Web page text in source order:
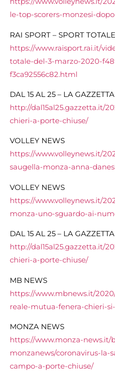
le-top-scorers-monzesi-
RAI SPORT – SPORT
https://www.raisport.rai.it/
totale-del-3-marzo-2020-
f3ca92556c82.html
DAL 15 AL 25 – LA
http://dal15al25.gazzetta.it/
chieri-a-porte-chiuse/
VOLLEY NEWS
https://www.volleynews.it/
saugella-monza-anna-
VOLLEY NEWS
https://www.volleynews.it/
monza-uno-sguardo-ai-
DAL 15 AL 25 – LA
http://dal15al25.gazzetta.it/
chieri-a-porte-chiuse/
MB NEWS
https://www.mbnews.it/
reale-mutua-fenera-chieri-
MONZA NEWS
https://www.monza-news.it/
monzanews/coronavirus-la-
campo-a-porte-chiuse/